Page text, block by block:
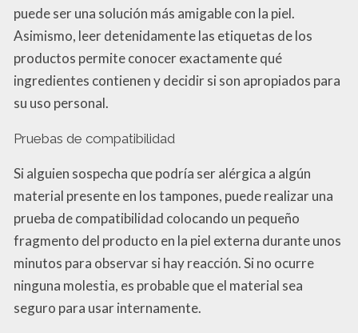
puede ser una solución más amigable con la piel.
Asimismo, leer detenidamente las etiquetas de los
productos permite conocer exactamente qué
ingredientes contienen y decidir si son apropiados para
su uso personal.
Pruebas de compatibilidad
Si alguien sospecha que podría ser alérgica a algún
material presente en los tampones, puede realizar una
prueba de compatibilidad colocando un pequeño
fragmento del producto en la piel externa durante unos
minutos para observar si hay reacción. Si no ocurre
ninguna molestia, es probable que el material sea
seguro para usar internamente.